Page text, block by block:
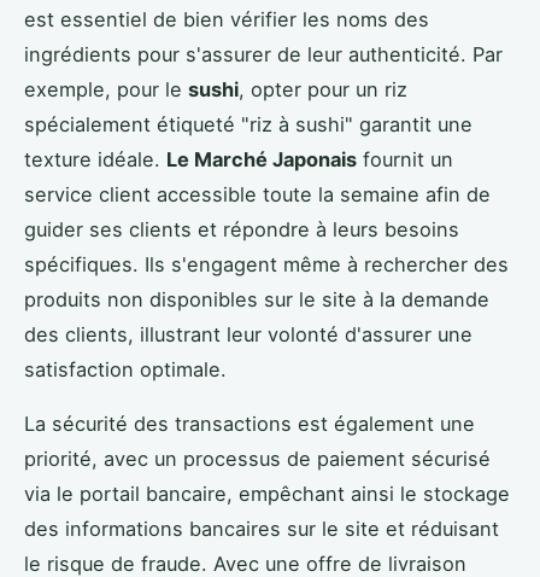
est essentiel de bien vérifier les noms des
ingrédients pour s'assurer de leur authenticité. Par
exemple, pour le sushi, opter pour un riz
spécialement étiqueté "riz à sushi" garantit une
texture idéale. Le Marché Japonais fournit un
service client accessible toute la semaine afin de
guider ses clients et répondre à leurs besoins
spécifiques. Ils s'engagent même à rechercher des
produits non disponibles sur le site à la demande
des clients, illustrant leur volonté d'assurer une
satisfaction optimale.
La sécurité des transactions est également une
priorité, avec un processus de paiement sécurisé
via le portail bancaire, empêchant ainsi le stockage
des informations bancaires sur le site et réduisant
le risque de fraude. Avec une offre de livraison